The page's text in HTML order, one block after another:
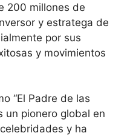
200 millones de
y estratega de
por sus
y movimientos
“El Padre de las
un pionero global en
y ha